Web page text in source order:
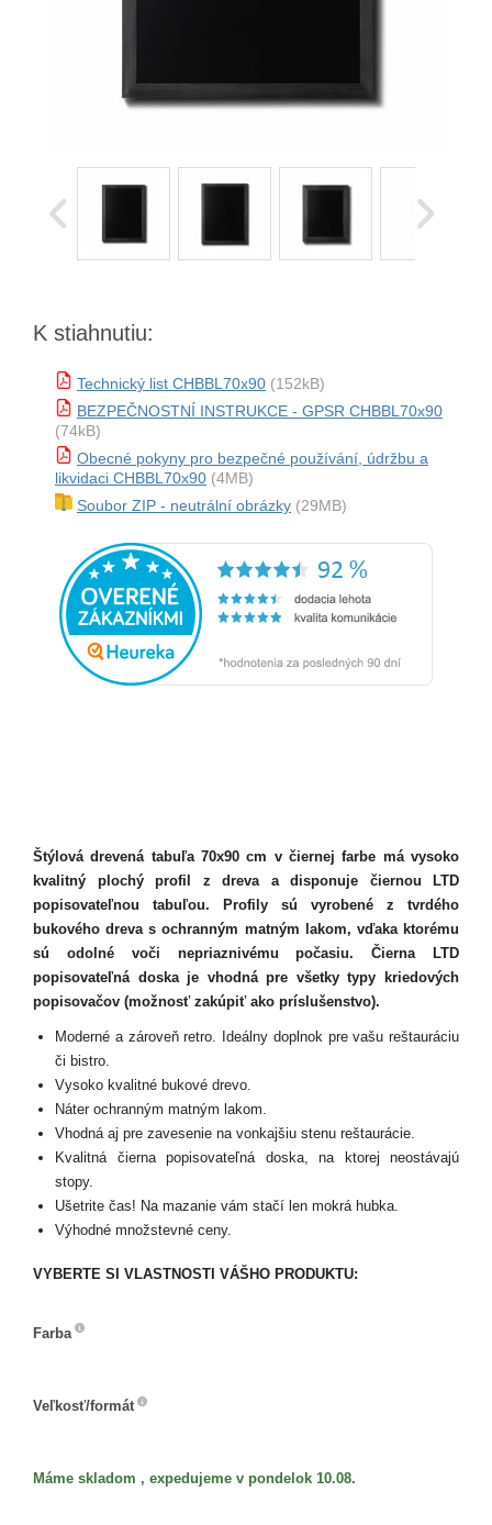
K stiahnutiu:
Technický list CHBBL70x90 (152kB)
BEZPEČNOSTNÍ INSTRUKCE - GPSR CHBBL70x90
(74kB)
Obecné pokyny pro bezpečné používání, údržbu a
likvidaci CHBBL70x90 (4MB)
Soubor ZIP - neutrální obrázky (29MB)
Štýlová drevená tabuľa 70x90 cm v čiernej farbe má vysoko
kvalitný plochý profil z dreva a disponuje čiernou LTD
popisovateľnou tabuľou. Profily sú vyrobené z tvrdého
bukového dreva s ochranným matným lakom, vďaka ktorému
sú odolné voči nepriaznivému počasiu. Čierna LTD
popisovateľná doska je vhodná pre všetky typy kriedových
popisovačov (možnosť zakúpiť ako príslušenstvo).
Moderné a zároveň retro. Ideálny doplnok pre vašu reštauráciu
či bistro.
Vysoko kvalitné bukové drevo.
Náter ochranným matným lakom.
Vhodná aj pre zavesenie na vonkajšiu stenu reštaurácie.
Kvalitná čierna popisovateľná doska, na ktorej neostávajú
stopy.
Ušetrite čas! Na mazanie vám stačí len mokrá hubka.
Výhodné množstevné ceny.
VYBERTE SI VLASTNOSTI VÁŠHO PRODUKTU:
Farba
Veľkosť/formát
Máme skladom , expedujeme v pondelok 10.08.